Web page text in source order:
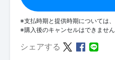
※支払時期と提供時期については、
※購入後のキャンセルはできません
シェアする